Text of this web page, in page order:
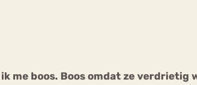
me boos. Boos omdat ze verdrietig